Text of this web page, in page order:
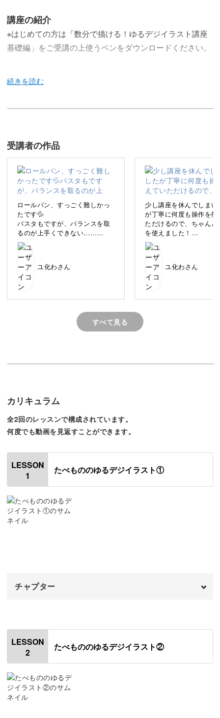
講座の紹介
※はじめての方は「数分で描ける！ゆるデジイラスト講座
基礎編」をご受講の上使うペンをダウンロードください。
---
私は、ゆるい線で描いたオリジナルキャラクターDaviくん
す。
この講座では、iPadアプリProcreateとApple Pencilを使っ
て、ゆるい雰囲気たっぷりの「たべもの」の描き方をお伝
えします！
Procreateの使い方は「ゆるデジイラスト基礎編」で学べ
キ」「バースデーケーキ」「パスタ」「ロールパン」の描
き方を細かくレクチャーします。
今までより、細かく書き込んでいく「たべもの編」では、
色のグラデーションの付け方、線や位置のサイズの修正方
法などが盛りだくさん♪
ます。
するので、デジタルに慣れていなくても大丈夫！
ゆるくデフォルメしたイラストなら、どなたでも簡単に、
たべものをふんわりとゆるく表現することができるように
受講者の作品
ロールパン、すっごく難しかっ
たです💦
パスタもですが、バランスを取
るのが上手くできない……
縮小と拡大をこまめに繰り返す
のと、たくさん練習するのと
で、上手に描けるようになりた
いです。
今回の授業では、ぼかしツール
をはじめて使えて、楽しかった
です☺
にもなったので、さっそく友達
のバースデーカードを作りたい
ユ化わさん
少し講座を休んでしまい
が丁寧に何度も操作を教
ただけるので、ちゃんと
を使えました！
ケーキのバランスを取る
しかったです💦
しっかり復習して、自信
て太い線で描けるように
いです。
ユ化わさん
すべて見る
カリキュラム
全2回のレッスンで構成されています。
何度でも動画を見返すことができます。
LESSON
1
たべもののゆるデジイラスト①
チャプター
はじめに
使用道具
アイスクリームを描く
オムライスを描く
LESSON
2
たべもののゆるデジイラスト②